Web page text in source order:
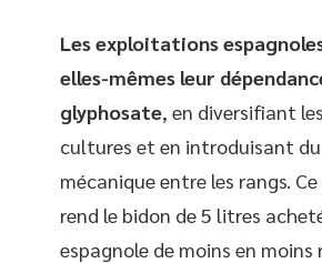
Les exploitations
elles-mêmes leur
glyphosate, en diversifiant
cultures et en introduisant
mécanique entre les rangs.
rend le bidon de 5 litres
espagnole de moins en